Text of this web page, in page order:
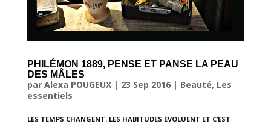
PHILÉMON 1889, PENSE ET PANSE LA PEAU
DES MÂLES
par Alexa POUGEUX| 23 Sep 2016| Beauté, Les
essentiels
LES TEMPS CHANGENT. LES HABITUDES ÉVOLUENT ET C’EST